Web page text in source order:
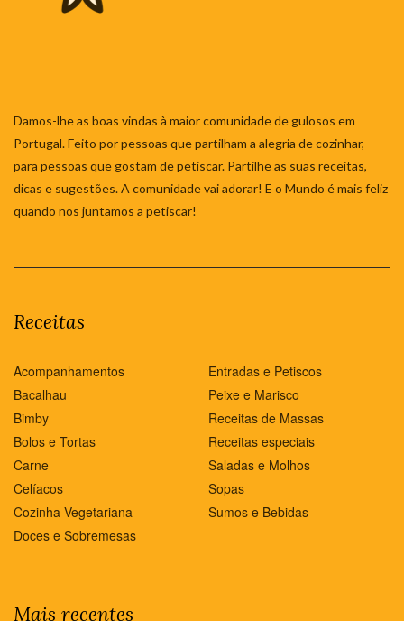
Damos-lhe as boas vindas à maior comunidade de gulosos em
Portugal. Feito por pessoas que partilham a alegria de cozinhar,
para pessoas que gostam de petiscar. Partilhe as suas receitas,
dicas e sugestões. A comunidade vai adorar! E o Mundo é mais feliz
quando nos juntamos a petiscar!
Receitas
Acompanhamentos
Bacalhau
Bimby
Bolos e Tortas
Carne
Celíacos
Cozinha Vegetariana
Doces e Sobremesas
Entradas e Petiscos
Peixe e Marisco
Receitas de Massas
Receitas especiais
Saladas e Molhos
Sopas
Sumos e Bebidas
Mais recentes